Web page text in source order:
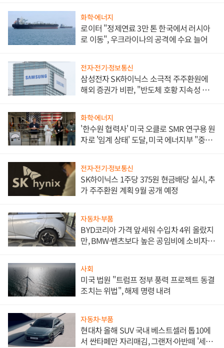
화학·에너지
로이터 "정제연료 3만 톤 한국에서 러시아
로 이동", 우크라이나의 공격에 수요 늘어
전자·전기·정보통신
삼성전자 SK하이닉스 소극적 주주환원에
해외 증권가 비판, "반도체 호황 지속성 의
화학·에너지
'한수원 협력사' 미국 오클로 SMR 연구용 원
자로 '임계 상태' 도달, 미국 에너지부 "중요
전자·전기·정보통신
SK하이닉스 1주당 375원 현금배당 실시, 추
가 주주환원 계획 9월 공개 예정
자동차·부품
BYD코리아 가격 앞세워 수입차 4위 올랐지
만, BMW·벤츠보다 높은 공임비에 소비자
사회
미국 법원 "트럼프 정부 풍력 프로젝트 동결
조치는 위법", 해제 명령 내려
자동차·부품
현대차 올해 SUV 국내 베스트셀러 톱10에
서 싼타페만 자리매김, 그랜저·아반떼 '세단